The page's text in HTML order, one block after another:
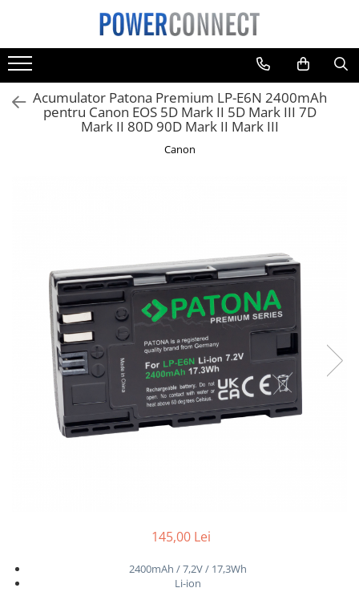
Toate Produsele
Sisteme filtrare apa
Sisteme filtrare apa
Diverse
Adaptoare
Boxe portabile
Console
POS/Scanere coduri de bare
Camere video
Acumulator Patona Premium LP-E6N 2400mAh
pentru Canon EOS 5D Mark II 5D Mark III 7D
Mark II 80D 90D Mark II Mark III
Canon
145,00 Lei
2400mAh / 7,2V / 17,3Wh
Li-ion